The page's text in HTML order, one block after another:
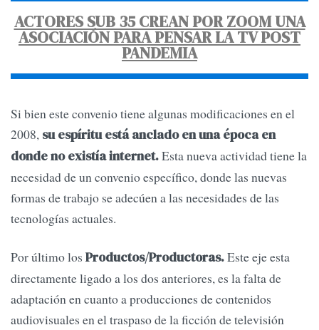
ACTORES SUB 35 CREAN POR ZOOM UNA
ASOCIACIÓN PARA PENSAR LA TV POST
PANDEMIA
Si bien este convenio tiene algunas modificaciones en el
2008, su espíritu está anclado en una época en
donde no existía internet.Esta nueva actividad tiene la
necesidad de un convenio específico, donde las nuevas
formas de trabajo se adecúen a las necesidades de las
tecnologías actuales.
Por último los Productos/Productoras.Este eje esta
directamente ligado a los dos anteriores, es la falta de
adaptación en cuanto a producciones de contenidos
audiovisuales en el traspaso de la ficción de televisión